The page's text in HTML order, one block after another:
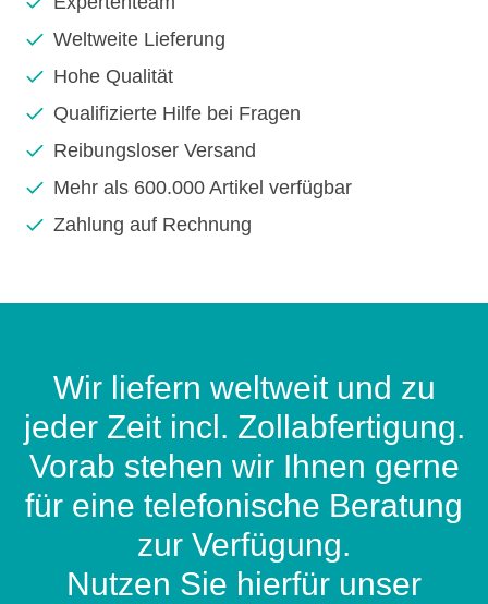
Weltweite Lieferung
Hohe Qualität
Qualifizierte Hilfe bei Fragen
Reibungsloser Versand
Mehr als 600.000 Artikel verfügbar
Zahlung auf Rechnung
Wir liefern weltweit und zu
jeder Zeit incl. Zollabfertigung.
Vorab stehen wir Ihnen gerne
für eine telefonische Beratung
zur Verfügung.
Nutzen Sie hierfür unser